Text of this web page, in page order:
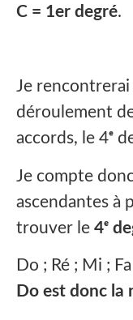
C = 1er degré.
Je rencontrerai
déroulement
accords, le 4ᵉ
Je compte
ascendantes à
trouver le 4ᵉ
Do ; Ré ; Mi ;
Do est donc la